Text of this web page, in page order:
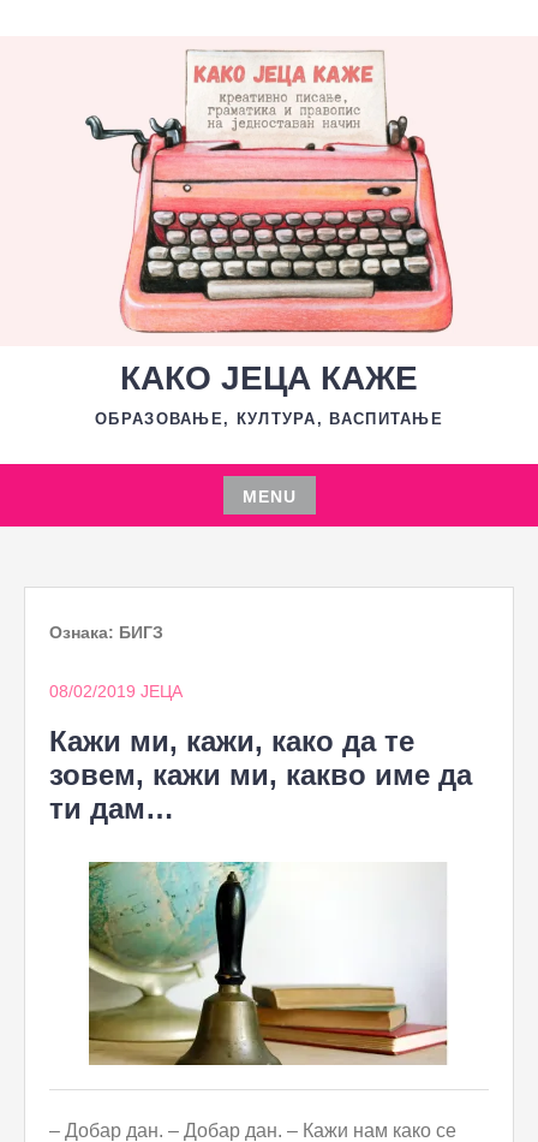
КАКО ЈЕЦА КАЖЕ
ОБРАЗОВАЊЕ, КУЛТУРА, ВАСПИТАЊЕ
MENU
Skip
content
Ознака: БИГЗ
08/02/2019 ЈЕЦА
Кажи ми, кажи, како да те
зовем, кажи ми, какво име да
ти дам…
– Добар дан. – Добар дан. – Кажи нам како се